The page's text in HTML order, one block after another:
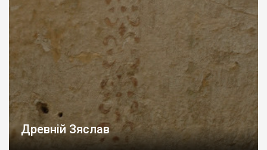
Древній Зяслав